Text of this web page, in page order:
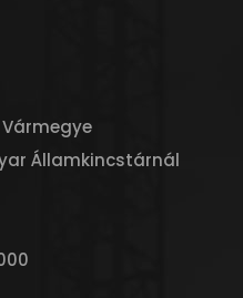
Államkincstárnál